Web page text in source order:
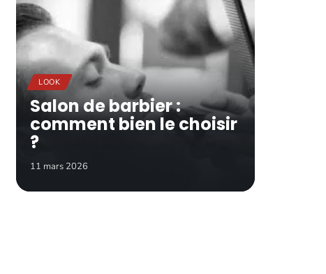
LOOK
Salon de barbier :
comment bien le choisir
?
11 mars 2026